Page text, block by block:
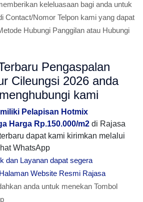
keleluasaan bagi anda untuk
Contact/Nomor Telpon kami yang dapat
Hubungi Panggilan atau Hubungi
Pengaspalan
Cileungsi 2026 anda
kami
Pelapisan Hotmix
Harga Rp.150.000/m2 di Rajasa
dapat kami kirimkan melalui
WhatsApp
dan Layanan dapat segera
Website Resmi Rajasa
anda untuk menekan Tombol